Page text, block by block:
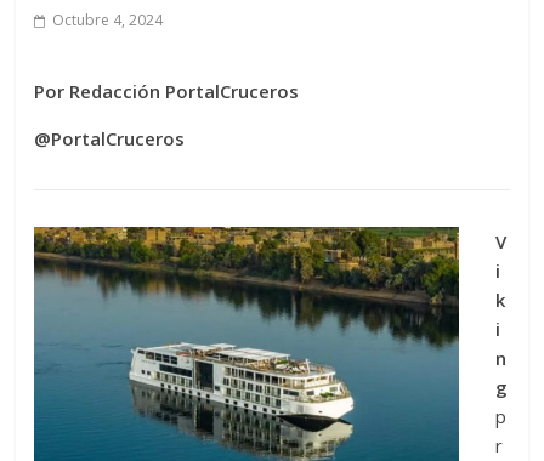
Octubre 4, 2024
Por Redacción PortalCruceros
@PortalCruceros
V
i
k
i
n
g
p
r